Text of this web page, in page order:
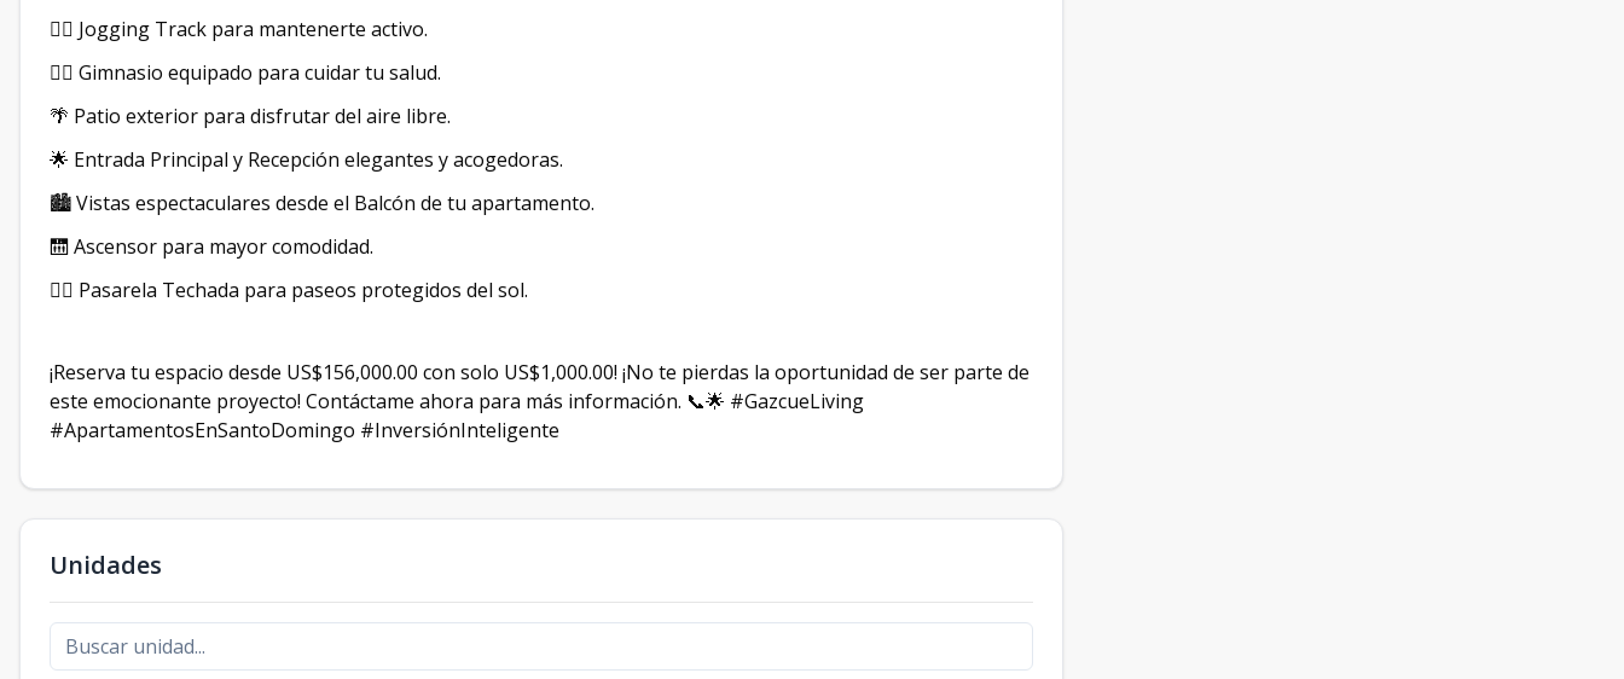
🚶‍♂️ Jogging Track para mantenerte activo.
🏋️‍♂️ Gimnasio equipado para cuidar tu salud.
🌴 Patio exterior para disfrutar del aire libre.
🌟 Entrada Principal y Recepción elegantes y acogedoras.
🏙️ Vistas espectaculares desde el Balcón de tu apartamento.
🛗 Ascensor para mayor comodidad.
🚶‍♂️ Pasarela Techada para paseos protegidos del sol.
¡Reserva tu espacio desde US$156,000.00 con solo US$1,000.00! ¡No te pierdas la oportunidad de ser parte de
este emocionante proyecto! Contáctame ahora para más información. 📞🌟 #GazcueLiving
#ApartamentosEnSantoDomingo #InversiónInteligente
Unidades